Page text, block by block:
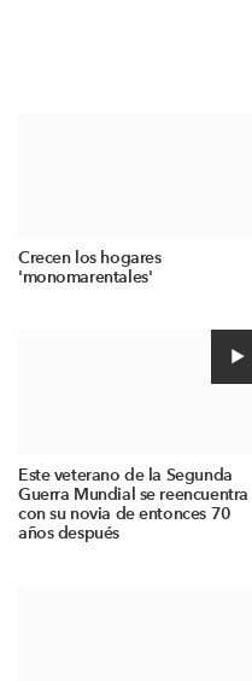
Crecen los hogares
'monomarentales'
Este veterano de la Segunda
Guerra Mundial se reencuentra
con su novia de entonces 70
años después